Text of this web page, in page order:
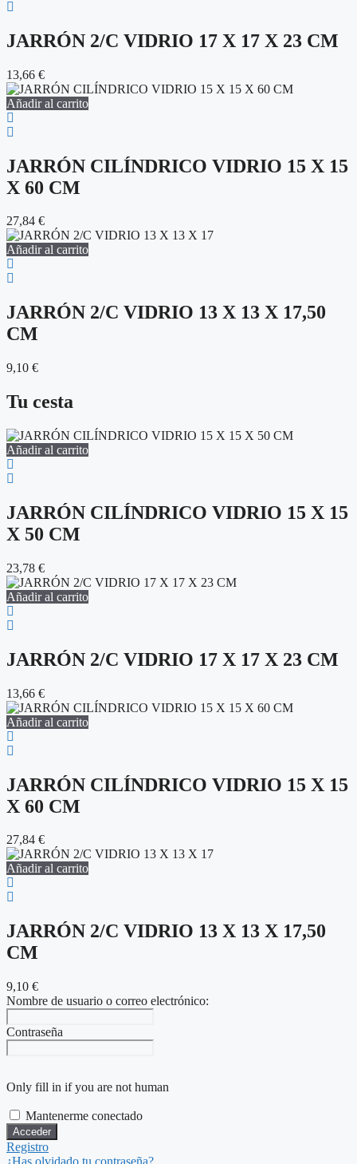
JARRÓN 2/C VIDRIO 17 X 17 X 23 CM
13,66 €
Añadir al carrito
JARRÓN CILÍNDRICO VIDRIO 15 X 15
X 60 CM
27,84 €
Añadir al carrito
JARRÓN 2/C VIDRIO 13 X 13 X 17,50
CM
9,10 €
Tu cesta
Añadir al carrito
JARRÓN CILÍNDRICO VIDRIO 15 X 15
X 50 CM
23,78 €
Añadir al carrito
JARRÓN 2/C VIDRIO 17 X 17 X 23 CM
13,66 €
Añadir al carrito
JARRÓN CILÍNDRICO VIDRIO 15 X 15
X 60 CM
27,84 €
Añadir al carrito
JARRÓN 2/C VIDRIO 13 X 13 X 17,50
CM
9,10 €
Nombre de usuario o correo electrónico:
Contraseña
Only fill in if you are not human
Mantenerme conectado
Registro